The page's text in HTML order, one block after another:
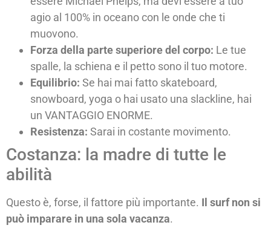
agio al 100% in oceano con le onde che ti
muovono.
Forza della parte superiore del corpo: Le tue
spalle, la schiena e il petto sono il tuo motore.
Equilibrio: Se hai mai fatto skateboard,
snowboard, yoga o hai usato una slackline, hai
un VANTAGGIO ENORME.
Resistenza: Sarai in costante movimento.
Costanza: la madre di tutte le
abilità
Questo è, forse, il fattore più importante. Il surf non si
può imparare in una sola vacanza.